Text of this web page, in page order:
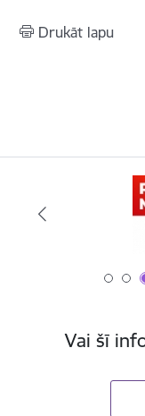
Drukāt lapu
Vai šī